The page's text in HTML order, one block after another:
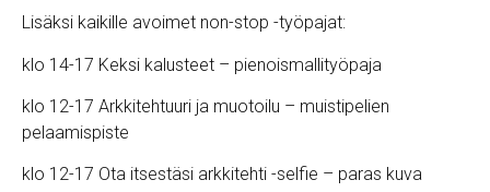
Lisäksi kaikille avoimet non-stop -työpajat:
klo 14-17 Keksi kalusteet – pienoismallityöpaja
klo 12-17 Arkkitehtuuri ja muotoilu – muistipelien
pelaamispiste
klo 12-17 Ota itsestäsi arkkitehti -selfie – paras kuva